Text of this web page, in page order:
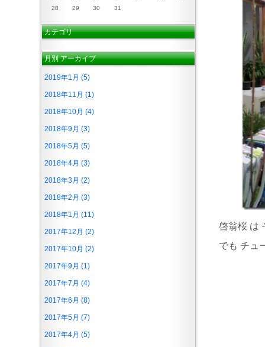
啓翁桜 は
でも チュ
28
29 30 31
カテゴリ
月別アーカイブ
2019年1月 (5)
2018年11月 (1)
2018年10月 (4)
2018年9月 (3)
2018年5月 (5)
2018年4月 (3)
2018年3月 (2)
2018年2月 (3)
2018年1月 (11)
2017年12月 (2)
2017年10月 (2)
2017年9月 (1)
2017年7月 (4)
2017年6月 (8)
2017年5月 (7)
2017年4月 (5)